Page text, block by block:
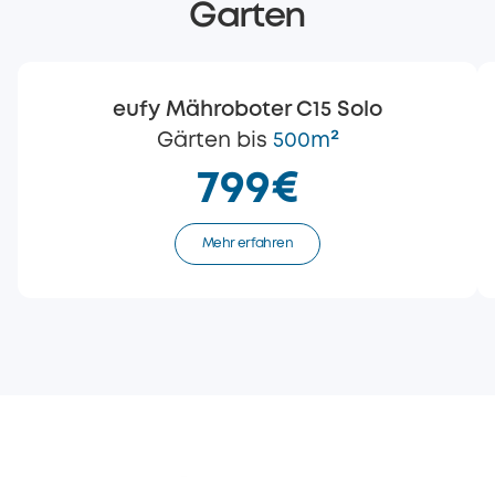
Garten
eufy Mähroboter C15 Solo
Gärten bis 500m²
799€
Mehr erfahren